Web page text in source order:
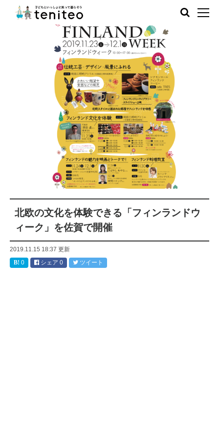
北欧の文化を体験できる「フィンランドウ
ィーク」を佐賀で開催
2019.11.15 18:37 更新
0
シェア 0 ツイート